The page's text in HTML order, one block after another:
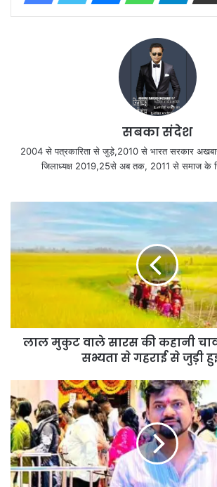
सबका संदेश
2004 से पत्रकारिता से जुड़े,2010 से भारत सरकार
जिलाध्यक्ष 2019,25से अब तक, 2011 से समाज के
लाल मुकुट वाले सारस की कहानी
सभ्यता से गहराई से जुड़ी